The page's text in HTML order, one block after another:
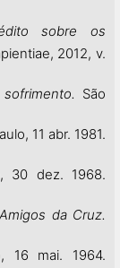
sobre os
2012, v.
São
11 abr. 1981.
30 dez. 1968.
da Cruz.
16 mai. 1964.